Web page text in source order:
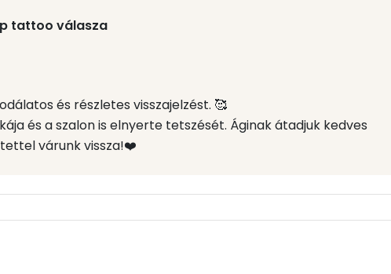
tattoo válasza
és részletes visszajelzést. 🥰
és a szalon is elnyerte tetszését. Áginak átadjuk kedves
várunk vissza!❤️